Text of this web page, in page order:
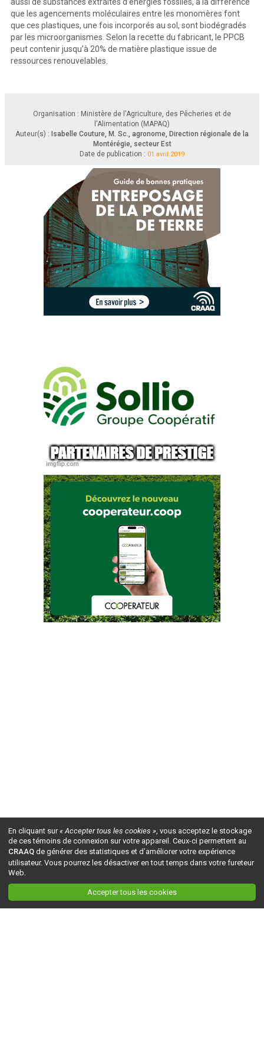
que les agencements moléculaires entre les monomères font
que ces plastiques, une fois incorporés au sol, sont biodégradés
par les microorganismes. Selon la recette du fabricant, le PPCB
peut contenir jusqu’à 20% de matière plastique issue de
ressources renouvelables.
Organisation : Ministère de l'Agriculture, des Pêcheries et de
l'Alimentation (MAPAQ)
Auteur(s) : Isabelle Couture, M. Sc., agronome, Direction régionale de la
Montérégie, secteur Est
Date de publication : 01 avril 2019
En cliquant sur« Accepter tous les cookies », vous acceptez le stockage
de ces témoins de connexion sur votre appareil. Ceux-ci permettent au
CRAAQ de générer des statistiques et d'améliorer votre expérience
utilisateur. Vous pourrez les désactiver en tout temps dans votre fureteur
Web.
Accepter tous les cookies